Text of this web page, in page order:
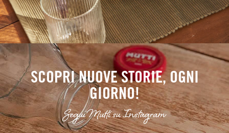
SCOPRI NUOVE STORIE, OGNI
GIORNO!
Segui Mutti su Instagram